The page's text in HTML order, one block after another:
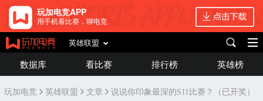
玩加电竞APP
用手机看比赛，聊电竞
英雄联盟
数据库 看比赛 排行榜 英雄榜
玩加电竞 英雄联盟 文章 说说你印象最深的S11比赛？（已开奖）